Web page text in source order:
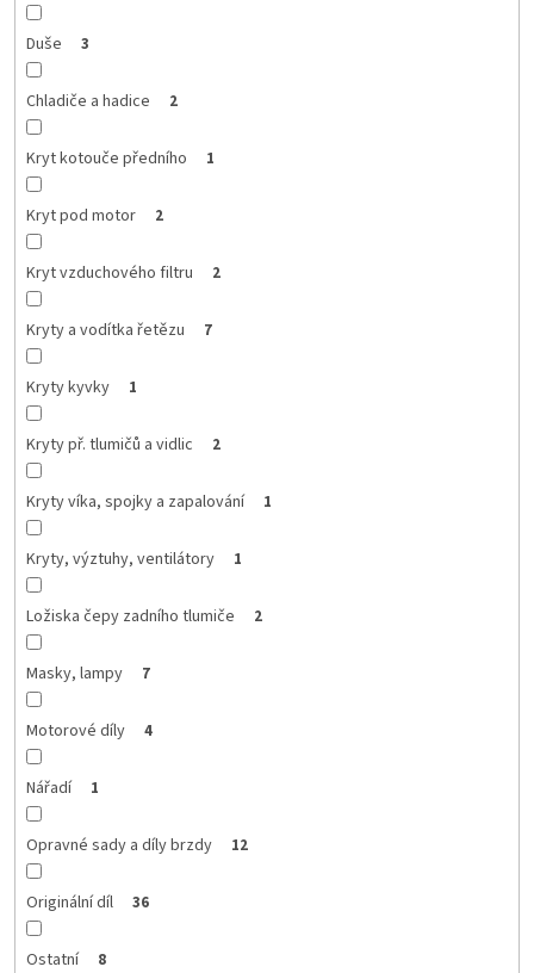
Duše 3
Chladiče a hadice 2
Kryt kotouče předního 1
Kryt pod motor 2
Kryt vzduchového filtru 2
Kryty a vodítka řetězu 7
Kryty kyvky 1
Kryty př. tlumičů a vidlic 2
Kryty víka, spojky a zapalování 1
Kryty, výztuhy, ventilátory 1
Ložiska čepy zadního tlumiče 2
Masky, lampy 7
Motorové díly 4
Nářadí 1
Opravné sady a díly brzdy 12
Originální díl 36
Ostatní 8